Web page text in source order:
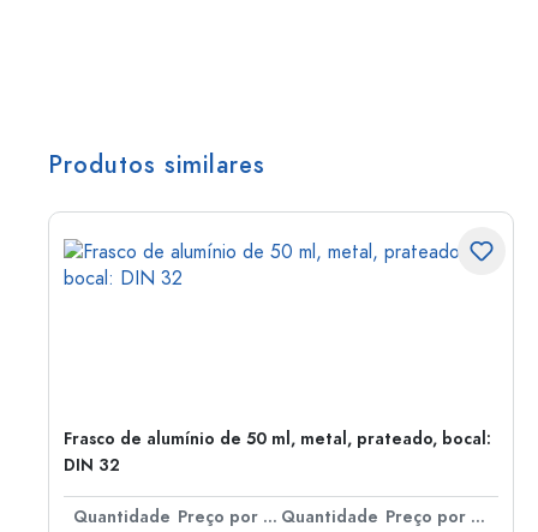
Produtos similares
Frasco de alumínio de 50 ml, metal, prateado, bocal:
DIN 32
Quantidade Preço por peça Quantidade
Preço por peça